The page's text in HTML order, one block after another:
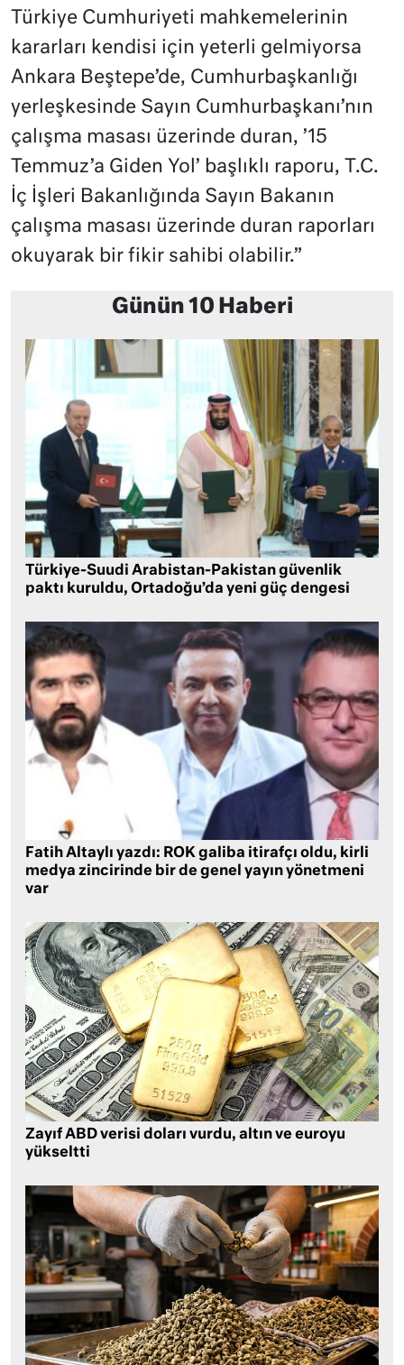
Türkiye Cumhuriyeti mahkemelerinin
kararları kendisi için yeterli gelmiyorsa
Ankara Beştepe’de, Cumhurbaşkanlığı
yerleşkesinde Sayın Cumhurbaşkanı’nın
çalışma masası üzerinde duran, ’15
Temmuz’a Giden Yol’ başlıklı raporu, T.C.
İç İşleri Bakanlığında Sayın Bakanın
çalışma masası üzerinde duran raporları
okuyarak bir fikir sahibi olabilir.”
Günün 10 Haberi
Türkiye-Suudi Arabistan-Pakistan güvenlik
paktı kuruldu, Ortadoğu’da yeni güç dengesi
Fatih Altaylı yazdı: ROK galiba itirafçı oldu, kirli
medya zincirinde bir de genel yayın yönetmeni
var
Zayıf ABD verisi doları vurdu, altın ve euroyu
yükseltti